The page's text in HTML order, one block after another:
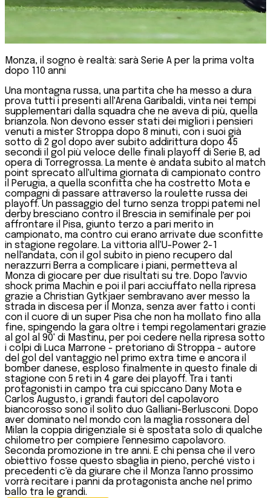
Monza, il sogno è realtà: sarà Serie A per la prima volta
dopo 110 anni
Una montagna russa, una partita che ha messo a dura
prova tutti i presenti all'Arena Garibaldi, vinta nei tempi
supplementari dalla squadra che ne aveva di più, quella
brianzola. Non devono esser stati dei migliori i pensieri
venuti a mister Stroppa dopo 8 minuti, con i suoi già
sotto di 2 gol dopo aver subito addirittura dopo 45
secondi il gol più veloce delle finali playoff di Serie B, ad
opera di Torregrossa. La mente è andata subito al match
point sprecato all'ultima giornata di campionato contro
il Perugia, a quella sconfitta che ha costretto Mota e
compagni di passare attraverso la roulette russa dei
playoff. Un passaggio del turno senza troppi patemi nel
derby bresciano contro il Brescia in semifinale per poi
affrontare il Pisa, giunto terzo a pari merito in
campionato, ma contro cui erano arrivate due sconfitte
in stagione regolare. La vittoria all'U-Power 2-1
nell'andata, con il gol subito in pieno recupero dal
nerazzurri Berra a complicare i piani, permetteva al
Monza di giocare per due risultati su tre. Dopo l'avvio
shock prima Machin e poi il pari acciuffato nella ripresa
grazie a Christian Gytkjaer sembravano aver messo la
strada in discesa per il Monza, senza aver fatto i conti
con il cuore di un super Pisa che non ha mollato fino alla
fine, spingendo la gara oltre i tempi regolamentari grazie
al gol al 90' di Mastinu, per poi cedere nella ripresa sotto
i colpi di Luca Marrone - pretoriano di Stroppa - autore
del gol del vantaggio nel primo extra time e ancora il
bomber danese, esploso finalmente in questo finale di
stagione con 5 reti in 4 gare dei playoff. Tra i tanti
protagonisti in campo tra cui spiccano Dany Mota e
Carlos Augusto, i grandi fautori del capolavoro
biancorosso sono il solito duo Galliani-Berlusconi. Dopo
aver dominato nel mondo con la maglia rossonera del
Milan la coppia dirigenziale si è spostata solo di qualche
chilometro per compiere l'ennesimo capolavoro.
Seconda promozione in tre anni. E chi pensa che il vero
obiettivo fosse questo sbaglia in pieno, perché visto i
precedenti c'è da giurare che il Monza l'anno prossimo
vorrà recitare i panni da protagonista anche nel primo
ballo tra le grandi.